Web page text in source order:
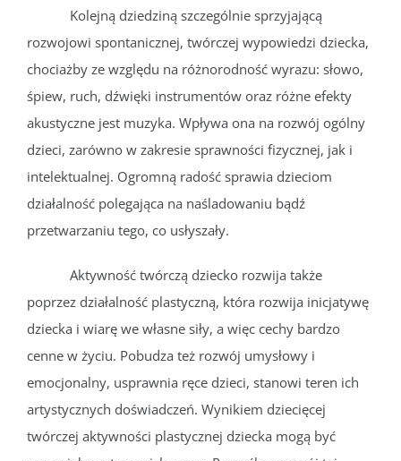
Kolejną dziedziną szczególnie sprzyjającą
rozwojowi spontanicznej, twórczej wypowiedzi dziecka,
chociażby ze względu na różnorodność wyrazu: słowo,
śpiew, ruch, dźwięki instrumentów oraz różne efekty
akustyczne jest muzyka. Wpływa ona na rozwój ogólny
dzieci, zarówno w zakresie sprawności fizycznej, jak i
intelektualnej. Ogromną radość sprawia dzieciom
działalność polegająca na naśladowaniu bądź
przetwarzaniu tego, co usłyszały.
Aktywność twórczą dziecko rozwija także
poprzez działalność plastyczną, która rozwija inicjatywę
dziecka i wiarę we własne siły, a więc cechy bardzo
cenne w życiu. Pobudza też rozwój umysłowy i
emocjonalny, usprawnia ręce dzieci, stanowi teren ich
artystycznych doświadczeń. Wynikiem dziecięcej
twórczej aktywności plastycznej dziecka mogą być